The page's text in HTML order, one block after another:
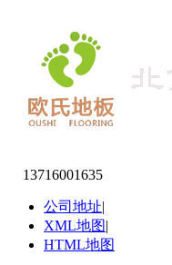
13716001635
公司地址|
XML地图|
HTML地图